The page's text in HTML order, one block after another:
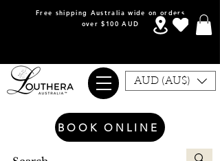
AUD (AU$)
Free shipping Australia wide on orders
over $100 AUD
BOOK ONLINE